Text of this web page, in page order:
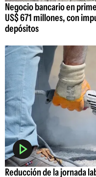
Negocio bancario en
US$ 671 millones, con
depósitos
Reducción de la jornada